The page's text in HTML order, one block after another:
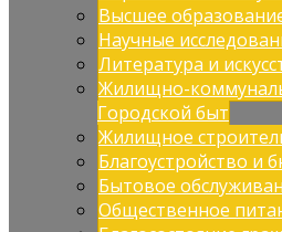
Высшее
Научные
Литература и
Жилищно-
Городской быт
Жилищное
Благоустройство и
Бытовое
Общественное